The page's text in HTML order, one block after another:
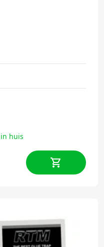
huis